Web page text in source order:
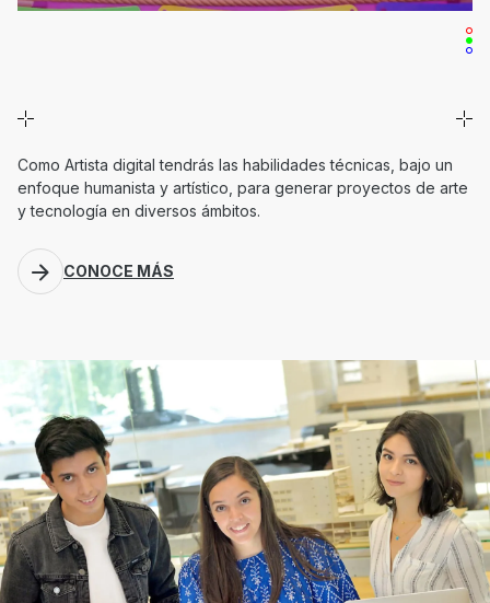
Como Artista digital tendrás las habilidades técnicas, bajo un
enfoque humanista y artístico, para generar proyectos de arte
y tecnología en diversos ámbitos.
CONOCE MÁS